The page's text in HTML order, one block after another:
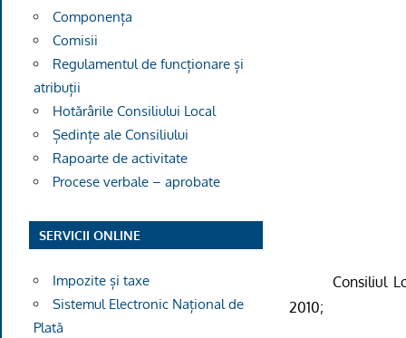
Consiliul
2010;
Componența
Comisii
Regulamentul de funcționare și
atribuții
Hotărârile Consiliului Local
Ședințe ale Consiliului
Rapoarte de activitate
Procese verbale – aprobate
SERVICII ONLINE
Impozite și taxe
Sistemul Electronic Național de
Plată